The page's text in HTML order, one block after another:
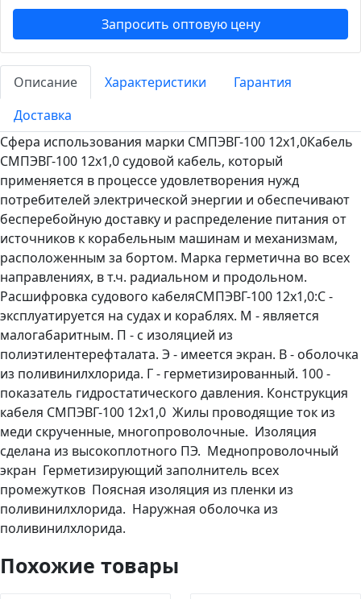
Запросить оптовую цену
Описание Характеристики
Гарантия
Доставка
Сфера использования марки СМПЭВГ-100 12х1,0Кабель
СМПЭВГ-100 12х1,0 судовой кабель, который
применяется в процессе удовлетворения нужд
потребителей электрической энергии и обеспечивают
бесперебойную доставку и распределение питания от
источников к корабельным машинам и механизмам,
расположенным за бортом. Марка герметична во всех
направлениях, в т.ч. радиальном и продольном.
Расшифровка судового кабеляСМПЭВГ-100 12х1,0:С -
эксплуатируется на судах и кораблях. М - является
малогабаритным. П - с изоляцией из
полиэтилентерефталата. Э - имеется экран. В - оболочка
из поливинилхлорида. Г - герметизированный. 100 -
показатель гидростатического давления. Конструкция
кабеля СМПЭВГ-100 12х1,0 Жилы проводящие ток из
меди скрученные, многопроволочные. Изоляция
сделана из высокоплотного ПЭ. Меднопроволочный
экран Герметизирующий заполнитель всех
промежутков Поясная изоляция из пленки из
поливинилхлорида. Наружная оболочка из
поливинилхлорида.
Похожие товары